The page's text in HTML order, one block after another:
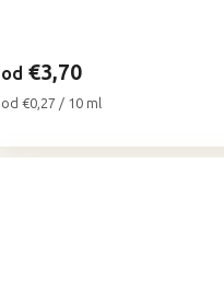
od €3,70
Jednotková
od €0,27 / 10 ml